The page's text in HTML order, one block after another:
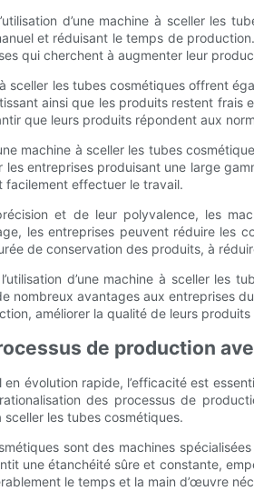
d’une machine à sceller les
et réduisant le temps de
qui cherchent à augmenter leur
sceller les tubes cosmétiques offrent
ainsi que les produits restent
que leurs produits répondent aux
machine à sceller les tubes
entreprises produisant une large
facilement effectuer le travail.
et de leur polyvalence, les
les entreprises peuvent réduire
de conservation des produits, à
d’une machine à sceller
nombreux avantages aux entreprises
améliorer la qualité de leurs
de production
évolution rapide, l’efficacité est
des processus de
les tubes cosmétiques.
sont des machines
une étanchéité sûre et constante,
le temps et la main d’œuvre